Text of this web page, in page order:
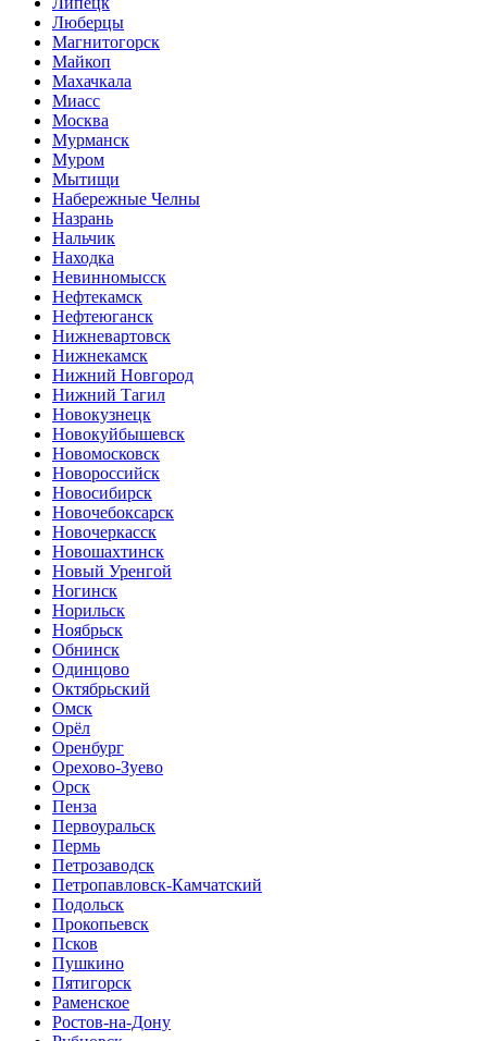
Люберцы
Магнитогорск
Майкоп
Махачкала
Миасс
Москва
Мурманск
Муром
Мытищи
Набережные Челны
Назрань
Нальчик
Находка
Невинномысск
Нефтекамск
Нефтеюганск
Нижневартовск
Нижнекамск
Нижний Новгород
Нижний Тагил
Новокузнецк
Новокуйбышевск
Новомосковск
Новороссийск
Новосибирск
Новочебоксарск
Новочеркасск
Новошахтинск
Новый Уренгой
Ногинск
Норильск
Ноябрьск
Обнинск
Одинцово
Октябрьский
Омск
Орёл
Оренбург
Орехово-Зуево
Орск
Пенза
Первоуральск
Пермь
Петрозаводск
Петропавловск-Камчатский
Подольск
Прокопьевск
Псков
Пушкино
Пятигорск
Раменское
Ростов-на-Дону